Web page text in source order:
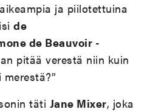
ja piilotettuina
de
de Beauvoir -
pitää verestä niin kuin
täti Jane Mixer, joka